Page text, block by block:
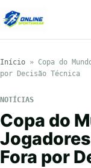
Início » Copa do
por Decisão Técnica
NOTÍCIAS
Copa do
Fora por